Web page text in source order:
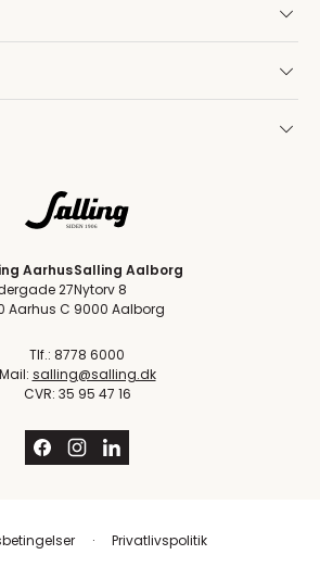
Aarhus
27
Aarhus C
Salling Aalborg
Nytorv 8
9000 Aalborg
Tlf.: 8778 6000
Mail: salling@salling.dk
CVR: 35 95 47 16
Privatlivspolitik